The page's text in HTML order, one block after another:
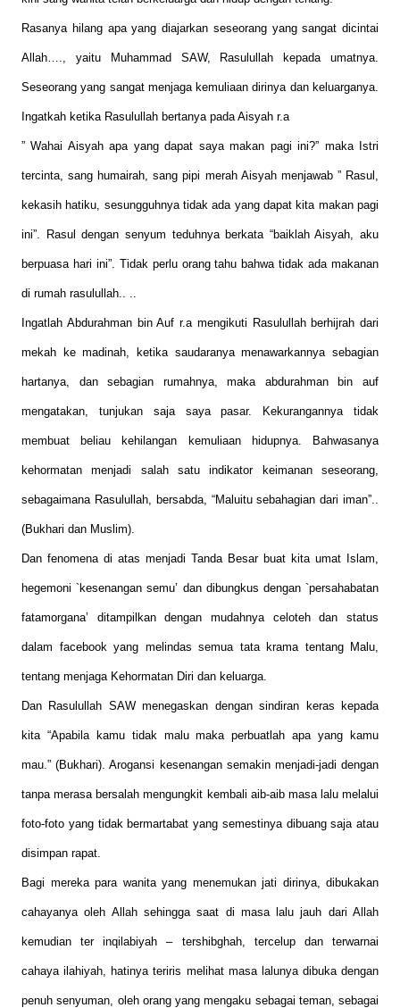
Rasanya hilang apa yang diajarkan seseorang yang sangat dicintai
Allah…., yaitu Muhammad SAW, Rasulullah kepada umatnya.
Seseorang yang sangat menjaga kemuliaan dirinya dan keluarganya.
Ingatkah ketika Rasulullah bertanya pada Aisyah r.a
” Wahai Aisyah apa yang dapat saya makan pagi ini?” maka Istri
tercinta, sang humairah, sang pipi merah Aisyah menjawab ” Rasul,
kekasih hatiku, sesungguhnya tidak ada yang dapat kita makan pagi
ini”. Rasul dengan senyum teduhnya berkata “baiklah Aisyah, aku
berpuasa hari ini”. Tidak perlu orang tahu bahwa tidak ada makanan
di rumah rasulullah.. ..
Ingatlah Abdurahman bin Auf r.a mengikuti Rasulullah berhijrah dari
mekah ke madinah, ketika saudaranya menawarkannya sebagian
hartanya, dan sebagian rumahnya, maka abdurahman bin auf
mengatakan, tunjukan saja saya pasar. Kekurangannya tidak
membuat beliau kehilangan kemuliaan hidupnya. Bahwasanya
kehormatan menjadi salah satu indikator keimanan seseorang,
sebagaimana Rasulullah, bersabda, “Maluitu sebahagian dari iman”..
(Bukhari dan Muslim).
Dan fenomena di atas menjadi Tanda Besar buat kita umat Islam,
hegemoni `kesenangan semu’ dan dibungkus dengan `persahabatan
fatamorgana’ ditampilkan dengan mudahnya celoteh dan status
dalam facebook yang melindas semua tata krama tentang Malu,
tentang menjaga Kehormatan Diri dan keluarga.
Dan Rasulullah SAW menegaskan dengan sindiran keras kepada
kita “Apabila kamu tidak malu maka perbuatlah apa yang kamu
mau.” (Bukhari). Arogansi kesenangan semakin menjadi-jadi dengan
tanpa merasa bersalah mengungkit kembali aib-aib masa lalu melalui
foto-foto yang tidak bermartabat yang semestinya dibuang saja atau
disimpan rapat.
Bagi mereka para wanita yang menemukan jati dirinya, dibukakan
cahayanya oleh Allah sehingga saat di masa lalu jauh dari Allah
kemudian ter inqilabiyah – tershibghah, tercelup dan terwarnai
cahaya ilahiyah, hatinya teriris melihat masa lalunya dibuka dengan
penuh senyuman, oleh orang yang mengaku sebagai teman, sebagai